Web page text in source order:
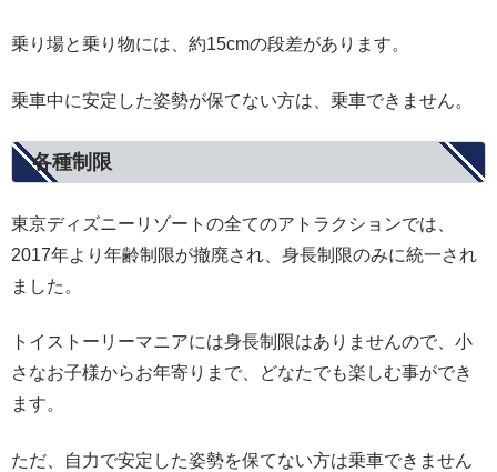
乗り場と乗り物には、約15cmの段差があります。
乗車中に安定した姿勢が保てない方は、乗車できません。
各種制限
東京ディズニーリゾートの全てのアトラクションでは、
2017年より年齢制限が撤廃され、身長制限のみに統一され
ました。
トイストーリーマニアには身長制限はありませんので、小
さなお子様からお年寄りまで、どなたでも楽しむ事ができ
ます。
ただ、自力で安定した姿勢を保てない方は乗車できません